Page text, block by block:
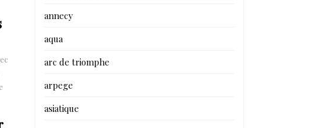
annecy
aqua
arc de triomphe
arpege
asiatique